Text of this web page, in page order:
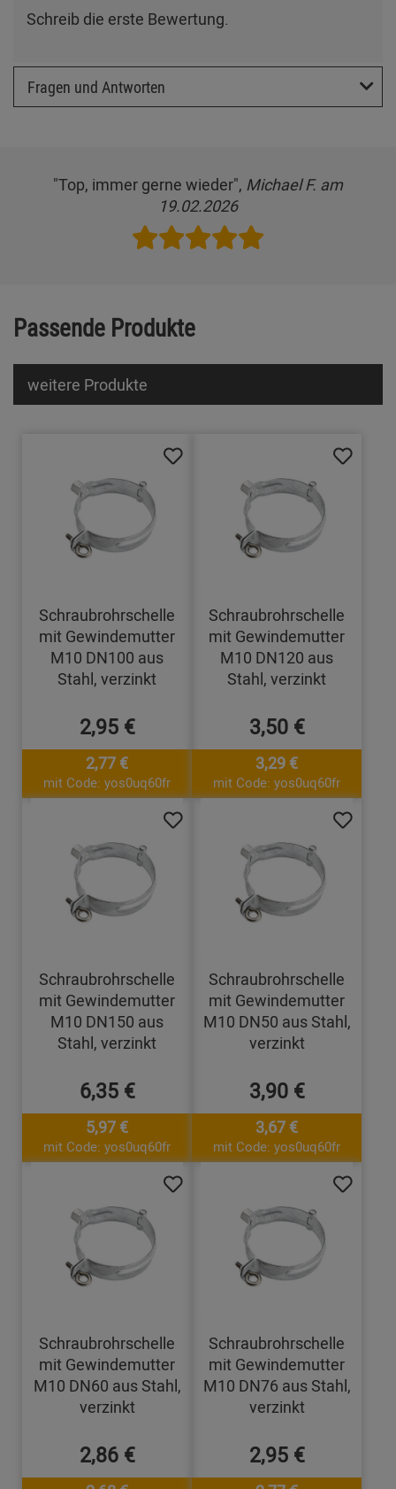
Schreib die erste Bewertung.
Fragen und Antworten
"Top, immer gerne wieder", Michael F. am
19.02.2026
Passende Produkte
weitere Produkte
Schraubrohrschelle
mit Gewindemutter
M10 DN100 aus
Stahl, verzinkt
2,95 €
2,77 €
mit Code: yos0uq60fr
Schraubrohrschelle
mit Gewindemutter
M10 DN120 aus
Stahl, verzinkt
3,50 €
3,29 €
mit Code: yos0uq60fr
Schraubrohrschelle
mit Gewindemutter
M10 DN150 aus
Stahl, verzinkt
6,35 €
5,97 €
mit Code: yos0uq60fr
Schraubrohrschelle
mit Gewindemutter
M10 DN50 aus Stahl,
verzinkt
3,90 €
3,67 €
mit Code: yos0uq60fr
Schraubrohrschelle
mit Gewindemutter
M10 DN60 aus Stahl,
verzinkt
2,86 €
Schraubrohrschelle
mit Gewindemutter
M10 DN76 aus Stahl,
verzinkt
2,95 €